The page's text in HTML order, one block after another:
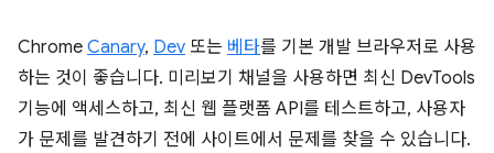
Chrome Canary, Dev 또는 베타를 기본 개발 브라우저로 사용
하는 것이 좋습니다. 미리보기 채널을 사용하면 최신 DevTools
기능에 액세스하고, 최신 웹 플랫폼 API를 테스트하고, 사용자
가 문제를 발견하기 전에 사이트에서 문제를 찾을 수 있습니다.